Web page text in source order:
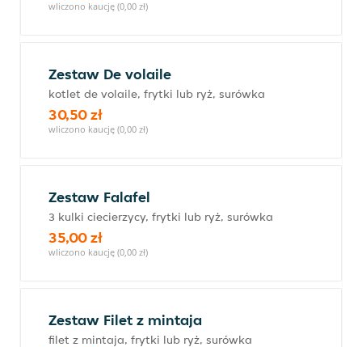
wliczono kaucję (0,00 zł)
Zestaw De volaile
kotlet de volaile, frytki lub ryż, surówka
30,50 zł
wliczono kaucję (0,00 zł)
Zestaw Falafel
3 kulki ciecierzycy, frytki lub ryż, surówka
35,00 zł
wliczono kaucję (0,00 zł)
Zestaw Filet z mintaja
filet z mintaja, frytki lub ryż, surówka